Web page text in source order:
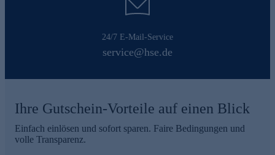
24/7 E-Mail-Service
service@hse.de
Ihre Gutschein-Vorteile auf einen Blick
Einfach einlösen und sofort sparen. Faire Bedingungen und
volle Transparenz.